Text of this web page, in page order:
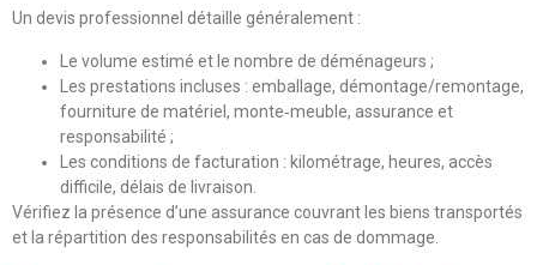
Un devis professionnel détaille généralement :
Le volume estimé et le nombre de déménageurs ;
Les prestations incluses : emballage, démontage/remontage,
fourniture de matériel, monte‑meuble, assurance et
responsabilité ;
Les conditions de facturation : kilométrage, heures, accès
difficile, délais de livraison.
Vérifiez la présence d’une assurance couvrant les biens transportés
et la répartition des responsabilités en cas de dommage.